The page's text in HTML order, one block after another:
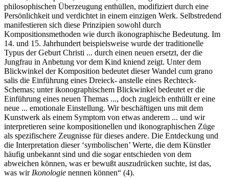
philosophischen Überzeugung enthüllen, modifiziert durch eine
Persönlichkeit und verdichtet in einem einzigen Werk. Selbstredend
manifestieren sich diese Prinzipien sowohl durch
Kompositionsmethoden wie durch ikonographische Bedeutung. Im
14. und 15. Jahrhundert beispielsweise wurde der traditionelle
Typus der Geburt Christi ... durch einen neuen ersetzt, der die
Jungfrau in Anbetung vor dem Kind kniend zeigt. Unter dem
Blickwinkel der Komposition bedeutet dieser Wandel cum grano
salis die Einführung eines Dreieck- anstelle eines Rechteck-
Schemas; unter ikonographischem Blickwinkel bedeutet er die
Einführung eines neuen Themas ..., doch zugleich enthüllt er eine
neue ... emotionale Einstellung. Wir beschäftigen uns mit dem
Kunstwerk als einem Symptom von etwas anderem ... und wir
interpretieren seine kompositionellen und ikonographischen Züge
als spezifischere Zeugnisse für dieses andere. Die Entdeckung und
die Interpretation dieser ‘symbolischen’ Werte, die dem Künstler
häufig unbekannt sind und die sogar entschieden von dem
abweichen können, was er bewußt auszudrücken suchte, ist das,
was wirIkonologie nennen können“ (4).